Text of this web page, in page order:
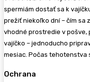
spermiám dostať sa k
prežiť niekoľko dní – čím sa
vhodné prostredie v
vajíčko – jednoducho
mesiac. Počas tehotenstva
Ochrana